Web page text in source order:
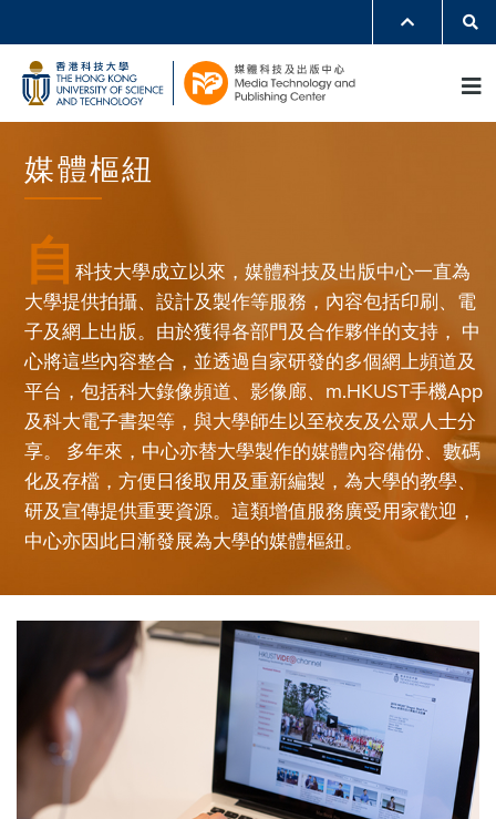
main
content
LIFE@HKUST
LIBRARY
MAP & DIRECTIONS
JOBS@HKUST
FACULTY PROFILES
ABOUT HKUST
媒體樞紐
自科技大學成立以來，媒體科技及出版中心一直為
大學提供拍攝、設計及製作等服務，內容包括印刷、電
子及網上出版。由於獲得各部門及合作夥伴的支持， 中
心將這些內容整合，並透過自家研發的多個網上頻道及
平台，包括科大錄像頻道、影像廊、m.HKUST手機App
及科大電子書架等，與大學師生以至校友及公眾人士分
享。 多年來，中心亦替大學製作的媒體內容備份、數碼
化及存檔，方便日後取用及重新編製，為大學的教學、
研及宣傳提供重要資源。這類增值服務廣受用家歡迎，
中心亦因此日漸發展為大學的媒體樞紐。